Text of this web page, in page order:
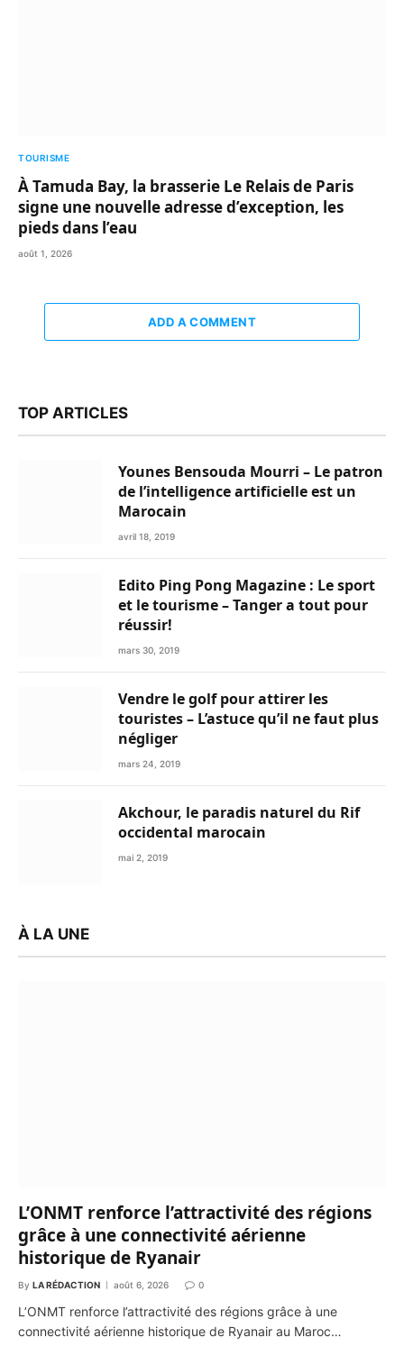
TOURISME
À Tamuda Bay, la brasserie Le Relais de Paris
signe une nouvelle adresse d’exception, les
pieds dans l’eau
août 1, 2026
ADD A COMMENT
TOP ARTICLES
Younes Bensouda Mourri – Le patron
de l’intelligence artificielle est un
Marocain
avril 18, 2019
Edito Ping Pong Magazine : Le sport
et le tourisme – Tanger a tout pour
réussir!
mars 30, 2019
Vendre le golf pour attirer les
touristes – L’astuce qu’il ne faut plus
négliger
mars 24, 2019
Akchour, le paradis naturel du Rif
occidental marocain
mai 2, 2019
À LA UNE
L’ONMT renforce l’attractivité des régions
grâce à une connectivité aérienne
historique de Ryanair
By LA RÉDACTION août 6, 2026 0
L’ONMT renforce l’attractivité des régions grâce à une
connectivité aérienne historique de Ryanair au Maroc…